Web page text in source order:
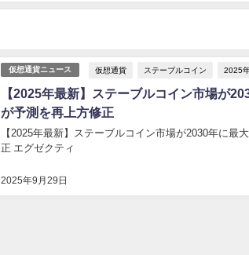
仮想通貨ニュース 仮想通貨 ステーブルコイン 2025
【2025年最新】ステーブルコイン市場が
が予測を再上方修正
2025年9月29日
【2025年最新】ステーブルコイン市場が2030年に最
正 エグゼクティ